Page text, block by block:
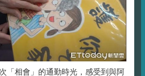
「相會」的通勤時光，感受到與阿